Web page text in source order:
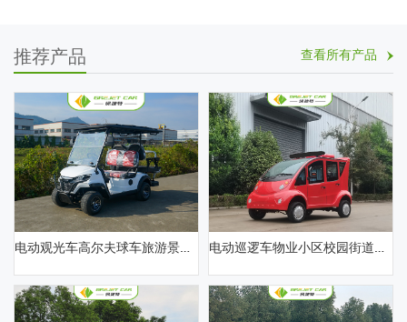
推荐产品 查看所有产品
电动观光车高尔夫球车旅游景区公园游览代步酒店校园接待摆渡车楼盘看房物业小区电瓶四轮巡逻车 电动巡逻车物业小区校园街道治安巡逻电动接待车4-5座封闭可定制厂区景区公园摆渡观光巡逻电瓶接驳车